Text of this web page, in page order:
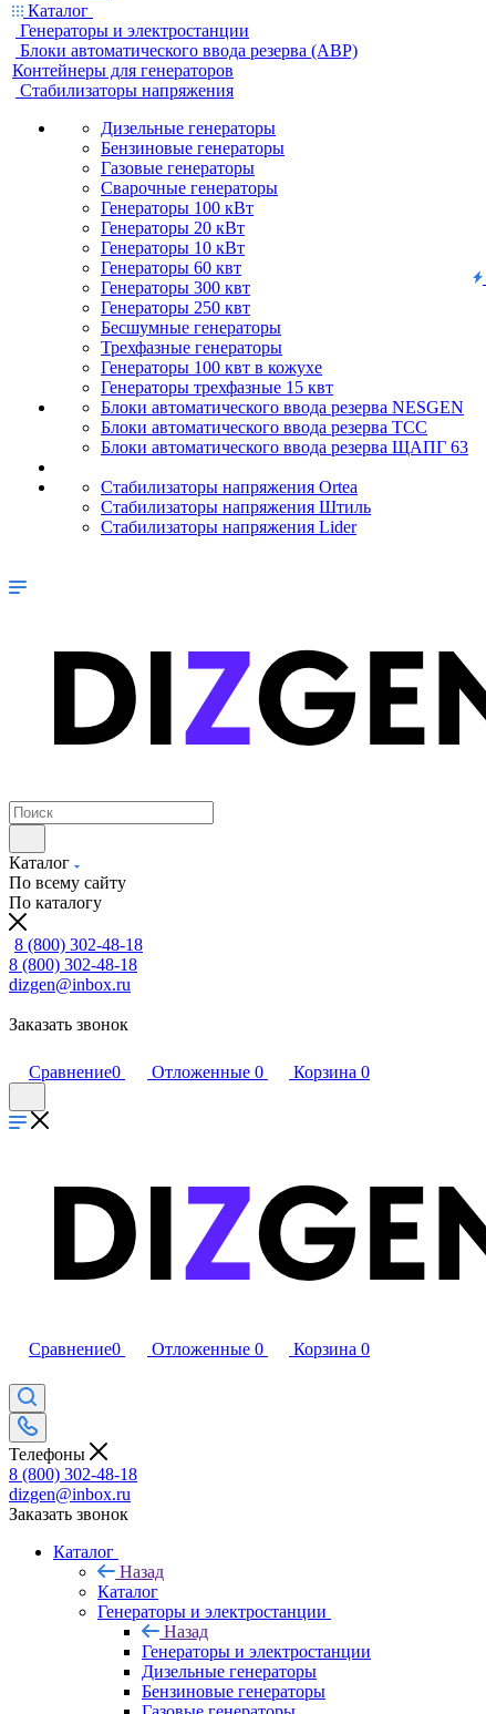
Каталог
Генераторы и электростанции
Блоки автоматического ввода резерва (АВР)
Контейнеры для генераторов
Стабилизаторы напряжения
Дизельные генераторы
Бензиновые генераторы
Газовые генераторы
Сварочные генераторы
Генераторы 100 кВт
Генераторы 20 кВт
Генераторы 10 кВт
Генераторы 60 квт
Генераторы 300 квт
Генераторы 250 квт
Бесшумные генераторы
Трехфазные генераторы
Генераторы 100 квт в кожухе
Генераторы трехфазные 15 квт
Блоки автоматического ввода резерва NESGEN
Блоки автоматического ввода резерва ТСС
Блоки автоматического ввода резерва ЩАПГ 63
Стабилизаторы напряжения Ortea
Стабилизаторы напряжения Штиль
Стабилизаторы напряжения Lider
Каталог
По всему сайту
По каталогу
8 (800) 302-48-18
8 (800) 302-48-18
dizgen@inbox.ru
Заказать звонок
Сравнение0 Отложенные 0 Корзина 0
Сравнение0 Отложенные 0 Корзина 0
Телефоны
8 (800) 302-48-18
dizgen@inbox.ru
Заказать звонок
Каталог
Назад
Каталог
Генераторы и электростанции
Назад
Генераторы и электростанции
Дизельные генераторы
Бензиновые генераторы